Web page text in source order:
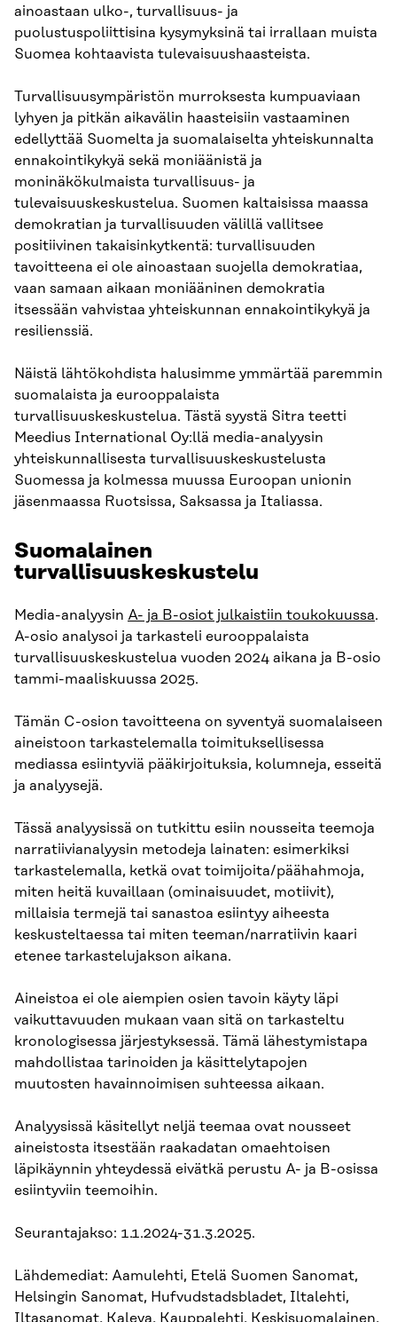
ainoastaan ulko-, turvallisuus- ja
puolustuspoliittisina kysymyksinä tai irrallaan muista
Suomea kohtaavista tulevaisuushaasteista.
Turvallisuusympäristön murroksesta kumpuaviaan
lyhyen ja pitkän aikavälin haasteisiin vastaaminen
edellyttää Suomelta ja suomalaiselta yhteiskunnalta
ennakointikykyä sekä moniäänistä ja
moninäkökulmaista turvallisuus- ja
tulevaisuuskeskustelua. Suomen kaltaisissa maassa
demokratian ja turvallisuuden välillä vallitsee
positiivinen takaisinkytkentä: turvallisuuden
tavoitteena ei ole ainoastaan suojella demokratiaa,
vaan samaan aikaan moniääninen demokratia
itsessään vahvistaa yhteiskunnan ennakointikykyä ja
resilienssiä.
Näistä lähtökohdista halusimme ymmärtää paremmin
suomalaista ja eurooppalaista
turvallisuuskeskustelua. Tästä syystä Sitra teetti
Meedius International Oy:llä media-analyysin
yhteiskunnallisesta turvallisuuskeskustelusta
Suomessa ja kolmessa muussa Euroopan unionin
jäsenmaassa Ruotsissa, Saksassa ja Italiassa.
Suomalainen
turvallisuuskeskustelu
Media-analyysin A- ja B-osiot julkaistiin toukokuussa.
A-osio analysoi ja tarkasteli eurooppalaista
turvallisuuskeskustelua vuoden 2024 aikana ja B-osio
tammi-maaliskuussa 2025.
Tämän C-osion tavoitteena on syventyä suomalaiseen
aineistoon tarkastelemalla toimituksellisessa
mediassa esiintyviä pääkirjoituksia, kolumneja, esseitä
ja analyysejä.
Tässä analyysissä on tutkittu esiin nousseita teemoja
narratiivianalyysin metodeja lainaten: esimerkiksi
tarkastelemalla, ketkä ovat toimijoita/päähahmoja,
miten heitä kuvaillaan (ominaisuudet, motiivit),
millaisia termejä tai sanastoa esiintyy aiheesta
keskusteltaessa tai miten teeman/narratiivin kaari
etenee tarkastelujakson aikana.
Aineistoa ei ole aiempien osien tavoin käyty läpi
vaikuttavuuden mukaan vaan sitä on tarkasteltu
kronologisessa järjestyksessä. Tämä lähestymistapa
mahdollistaa tarinoiden ja käsittelytapojen
muutosten havainnoimisen suhteessa aikaan.
Analyysissä käsitellyt neljä teemaa ovat nousseet
aineistosta itsestään raakadatan omaehtoisen
läpikäynnin yhteydessä eivätkä perustu A- ja B-osissa
esiintyviin teemoihin.
Seurantajakso: 1.1.2024-31.3.2025.
Lähdemediat: Aamulehti, Etelä Suomen Sanomat,
Helsingin Sanomat, Hufvudstadsbladet, Iltalehti,
Iltasanomat, Kaleva, Kauppalehti, Keskisuomalainen,